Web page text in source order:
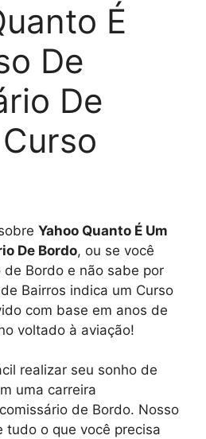
É
De
De
Yahoo Quanto É Um
De Bordo, ou se você
de Bordo e não sabe por
Bairros indica um Curso
com base em anos de
voltado à aviação!
realizar seu sonho de
uma carreira
de Bordo. Nosso
tudo o que você precisa